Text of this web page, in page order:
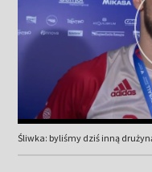
Śliwka: byliśmy dziś inną